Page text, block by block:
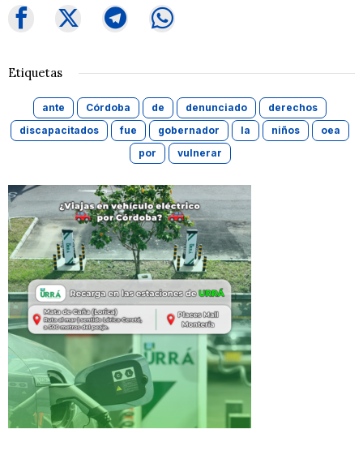
Etiquetas
ante Córdoba de denunciado
derechos
discapacitados
fue gobernador la niños
oea
por
vulnerar